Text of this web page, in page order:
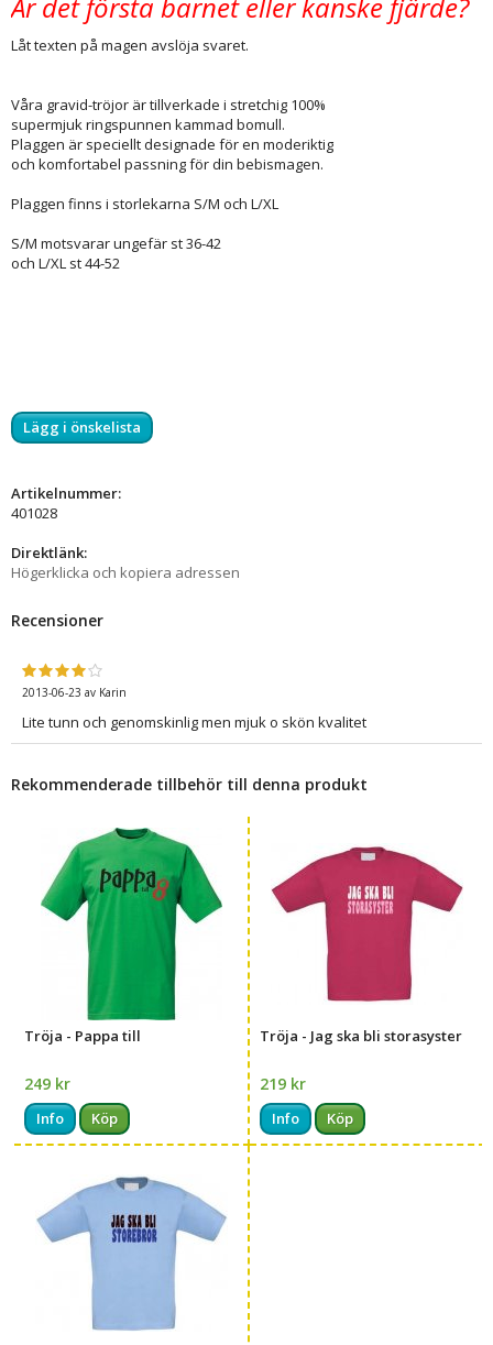
Är det första barnet eller kanske fjärde?
Låt texten på magen avslöja svaret.
Våra gravid-tröjor är tillverkade i stretchig 100%
supermjuk ringspunnen kammad bomull.
Plaggen är speciellt designade för en moderiktig
och komfortabel passning för din bebismagen.
Plaggen finns i storlekarna S/M och L/XL
S/M motsvarar ungefär st 36-42
och L/XL st 44-52
Lägg i önskelista
Artikelnummer:
401028
Direktlänk:
Högerklicka och kopiera adressen
Recensioner
2013-06-23 av Karin
Lite tunn och genomskinlig men mjuk o skön kvalitet
Rekommenderade tillbehör till denna produkt
Tröja - Pappa till
249 kr
Info Köp
Tröja - Jag ska bli storasyster
219 kr
Info Köp